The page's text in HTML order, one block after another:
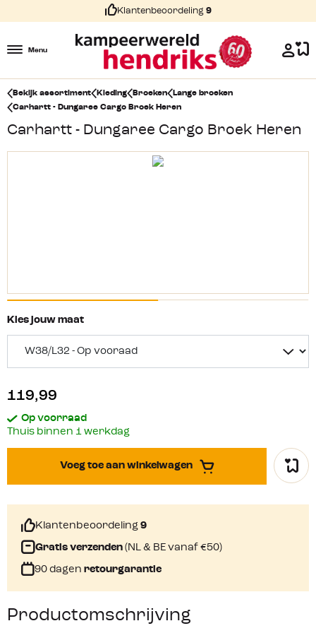
Klantenbeoordeling 9
Menu
Bekijk assortiment Kleding Broeken
Lange broeken
Carhartt - Dungaree Cargo Broek Heren
Carhartt - Dungaree Cargo Broek Heren
Kies jouw maat
119,99
Op voorraad
Thuis binnen 1 werkdag
Voeg toe aan winkelwagen
Klantenbeoordeling 9
Gratis verzenden (NL & BE vanaf €50)
90 dagen retourgarantie
Productomschrijving